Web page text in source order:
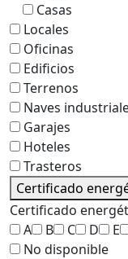
Casas
Locales
Oficinas
Edificios
Terrenos
Naves
Garajes
Hoteles
Trasteros
Certificado
Certificado
A
B C D E
No disponible